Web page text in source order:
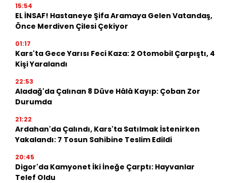
15:54
EL İNSAF! Hastaneye Şifa Aramaya Gelen Vatandaş,
Önce Merdiven Çilesi Çekiyor
01:17
Kars'ta Gece Yarısı Feci Kaza: 2 Otomobil Çarpıştı, 4
Kişi Yaralandı
22:53
Aladağ'da Çalınan 8 Düve Hâlâ Kayıp: Çoban Zor
Durumda
21:22
Ardahan'da Çalındı, Kars'ta Satılmak İstenirken
Yakalandı: 7 Tosun Sahibine Teslim Edildi
20:45
Digor'da Kamyonet İki İneğe Çarptı: Hayvanlar
Telef Oldu